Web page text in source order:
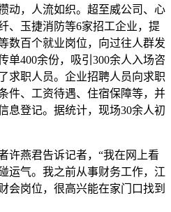
动，人流如织。超至威公司、心
、玉捷消防等6家招工企业，提
数百个就业岗位，向过往人群发
单400余份，吸引300余人入场咨
求职人员。企业招聘人员向求职
件、工资待遇、住宿保障等，并
息登记。据统计，现场30余人初
许燕君告诉记者，“我在网上看
运气。我之前从事财务工作，江
会岗位，很高兴能在家门口找到